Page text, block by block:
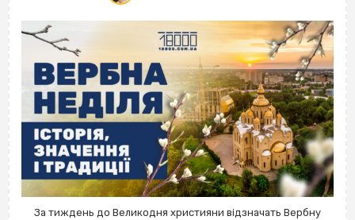
За тиждень до Великодня християни відзначать Вербну